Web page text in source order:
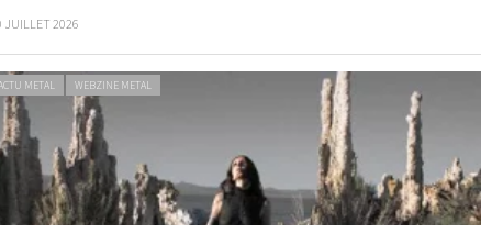
JUILLET 2026
METAL WEBZINE METAL